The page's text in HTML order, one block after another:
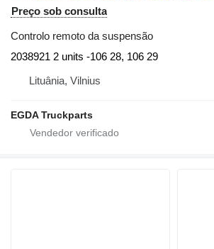
Preço sob consulta
Controlo remoto da suspensão
2038921 2 units -106 28, 106 29
Lituânia, Vilnius
EGDA Truckparts